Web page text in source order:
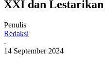
XXI dan Lestarikan
Penulis
Redaksi
-
14 September 2024